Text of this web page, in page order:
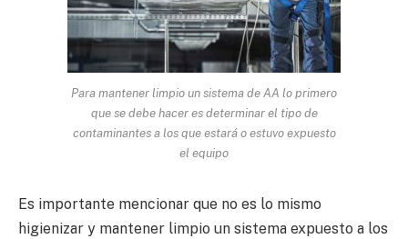
Para mantener limpio un sistema de AA lo primero
que se debe hacer es determinar el tipo de
contaminantes a los que estará o estuvo expuesto
el equipo
Es importante mencionar que no es lo mismo
higienizar y mantener limpio un sistema expuesto a los